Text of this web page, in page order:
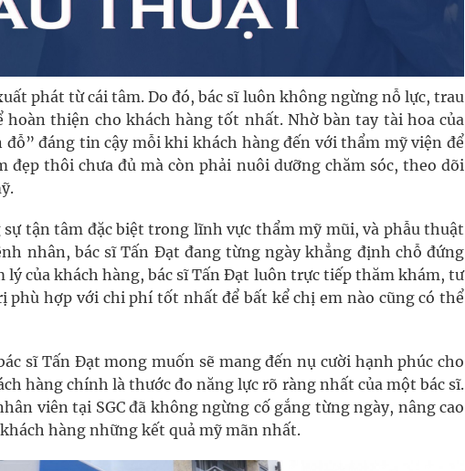
phát từ cái tâm. Do đó, bác sĩ luôn không ngừng nỗ lực, trau
hoàn thiện cho khách hàng tốt nhất. Nhờ bàn tay tài hoa của
đáng tin cậy mỗi khi khách hàng đến với thẩm mỹ viện để
đẹp thôi chưa đủ mà còn phải nuôi dưỡng chăm sóc, theo dõi
tận tâm đặc biệt trong lĩnh vực thẩm mỹ mũi, và phẫu thuật
nhân, bác sĩ Tấn Đạt đang từng ngày khẳng định chỗ đứng
của khách hàng, bác sĩ Tấn Đạt luôn trực tiếp thăm khám, tư
phù hợp với chi phí tốt nhất để bất kể chị em nào cũng có thể
sĩ Tấn Đạt mong muốn sẽ mang đến nụ cười hạnh phúc cho
hàng chính là thước đo năng lực rõ ràng nhất của một bác sĩ.
viên tại SGC đã không ngừng cố gắng từng ngày, nâng cao
hàng những kết quả mỹ mãn nhất.